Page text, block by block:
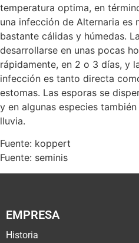
temperatura optima, en
una infección de Alternaria es
bastante cálidas y húmedas.
desarrollarse en unas pocas
rápidamente, en 2 o 3 días, y
infección es tanto directa
estomas. Las esporas se
y en algunas especies
lluvia.
Fuente: koppert
Fuente: seminis
EMPRESA
Historia